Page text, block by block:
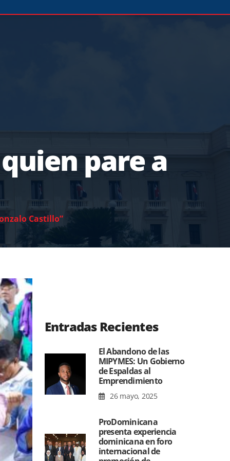
pare a
Castillo”
Entradas Recientes
El Abandono de las
MIPYMES: Un Gobierno
de Espaldas al
Emprendimiento
26 mayo, 2025
ProDominicana
presenta experiencia
dominicana en foro
internacional de